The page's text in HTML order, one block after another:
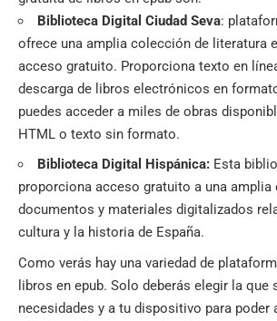
Biblioteca Digital Ciudad Seva:
ofrece una amplia colección de literatura
acceso gratuito. Proporciona texto en
descarga de libros electrónicos en
puedes acceder a miles de obras
HTML o texto sin formato.
Biblioteca Digital Hispánica: Esta
proporciona acceso gratuito a una amplia
documentos y materiales digitalizados
cultura y la historia de España.
Como verás hay una variedad de
libros en epub. Solo deberás elegir la que
necesidades y a tu dispositivo para poder